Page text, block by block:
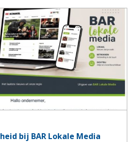
bij BAR Lokale Media